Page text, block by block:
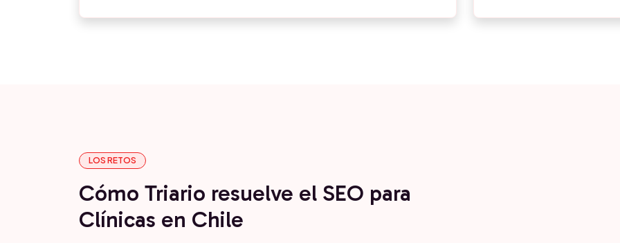
LOS RETOS
Cómo Triario resuelve el SEO para
Clínicas en Chile